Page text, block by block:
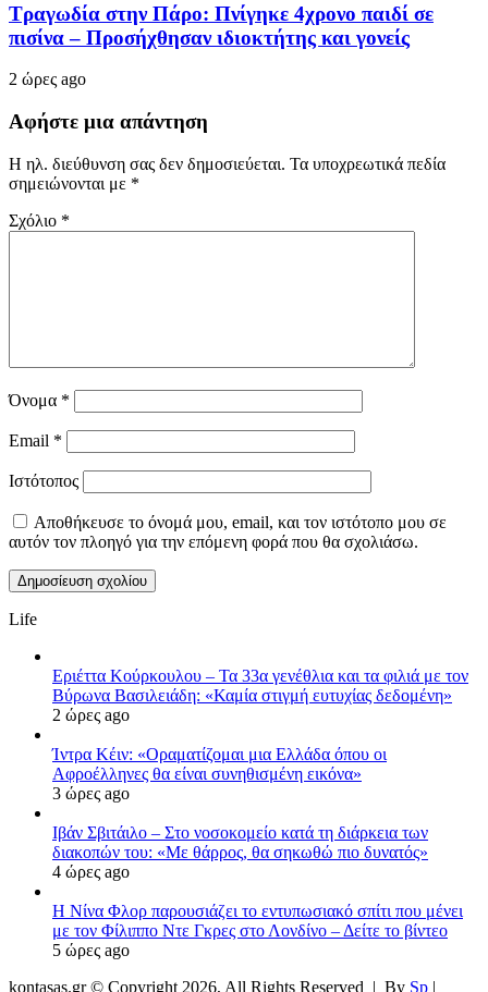
Τραγωδία στην Πάρο: Πνίγηκε 4χρονο παιδί σε
πισίνα – Προσήχθησαν ιδιοκτήτης και γονείς
2 ώρες ago
Αφήστε μια απάντηση
Η ηλ. διεύθυνση σας δεν δημοσιεύεται. Τα υποχρεωτικά πεδία
σημειώνονται με *
Σχόλιο *
Όνομα *
Email *
Ιστότοπος
Αποθήκευσε το όνομά μου, email, και τον ιστότοπο μου σε
αυτόν τον πλοηγό για την επόμενη φορά που θα σχολιάσω.
Life
Εριέττα Κούρκουλου – Τα 33α γενέθλια και τα φιλιά με τον
Βύρωνα Βασιλειάδη: «Καμία στιγμή ευτυχίας δεδομένη»
2 ώρες ago
Ίντρα Κέιν: «Οραματίζομαι μια Ελλάδα όπου οι
Αφροέλληνες θα είναι συνηθισμένη εικόνα»
3 ώρες ago
Ιβάν Σβιτάιλο – Στο νοσοκομείο κατά τη διάρκεια των
διακοπών του: «Με θάρρος, θα σηκωθώ πιο δυνατός»
4 ώρες ago
Η Νίνα Φλορ παρουσιάζει το εντυπωσιακό σπίτι που μένει
με τον Φίλιππο Ντε Γκρες στο Λονδίνο – Δείτε το βίντεο
5 ώρες ago
kontasas.gr © Copyright 2026, All Rights Reserved | By Sp |